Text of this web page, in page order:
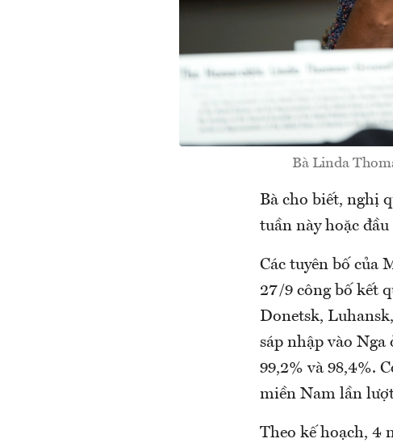
Bà Linda
Bà cho biết, nghị
tuần này hoặc
Các tuyên bố của
27/9 công bố kết
Donetsk,
sáp nhập vào
99,2% và 98,4%.
miền Nam lần
Theo kế hoạch, 4